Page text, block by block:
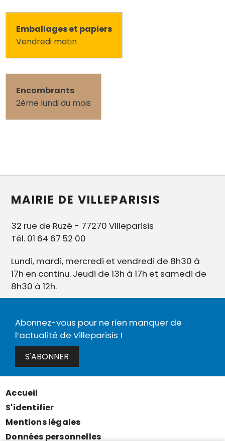
Emballages et papiers
Vendredi matin
Encombrants
2ème lundi du mois
MAIRIE DE VILLEPARISIS
32 rue de Ruzé - 77270 Villeparisis
Tél. 01 64 67 52 00
Lundi, mardi, mercredi et vendredi de 8h30 à
17h en continu. Jeudi de 13h à 17h et samedi de
8h30 à 12h.
Abonnez-vous pour ne rien manquer de
l’actualité de Villeparisis !
S'ABONNER
Menu
Pied
de
Accueil
S'identifier
Mentions légales
Données personnelles